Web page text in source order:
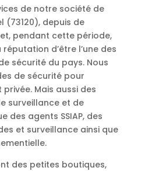
de notre société de
(73120), depuis de
pendant cette période,
d’être l’une des
sécurité du pays. Nous
de sécurité pour
Mais aussi des
surveillance et de
des agents SSIAP, des
et surveillance ainsi que
des petites boutiques,